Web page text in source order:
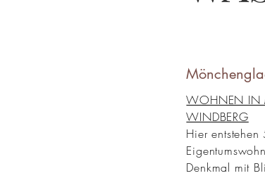
WOHNEN IN
WINDBERG
Hier
Denkmal mit